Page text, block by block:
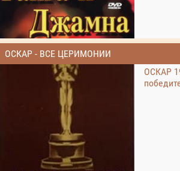
ОСКАР - ВСЕ ЦЕРИМОНИИ
ОСКАР